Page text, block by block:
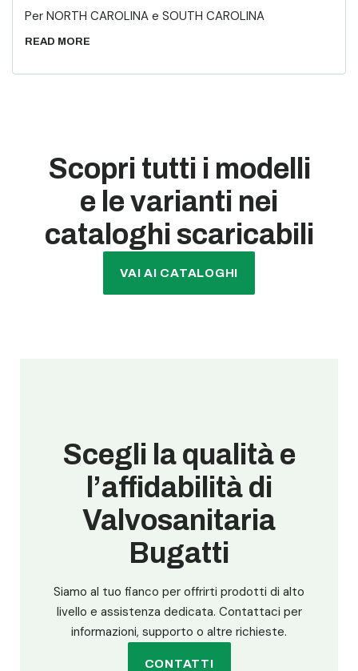
Per NORTH CAROLINA e SOUTH CAROLINA
READ MORE
Scopri tutti i modelli
e le varianti nei
cataloghi scaricabili
VAI AI CATALOGHI
Scegli la qualità e
l’affidabilità di
Valvosanitaria
Bugatti
Siamo al tuo fianco per offrirti prodotti di alto
livello e assistenza dedicata. Contattaci per
informazioni, supporto o altre richieste.
CONTATTI